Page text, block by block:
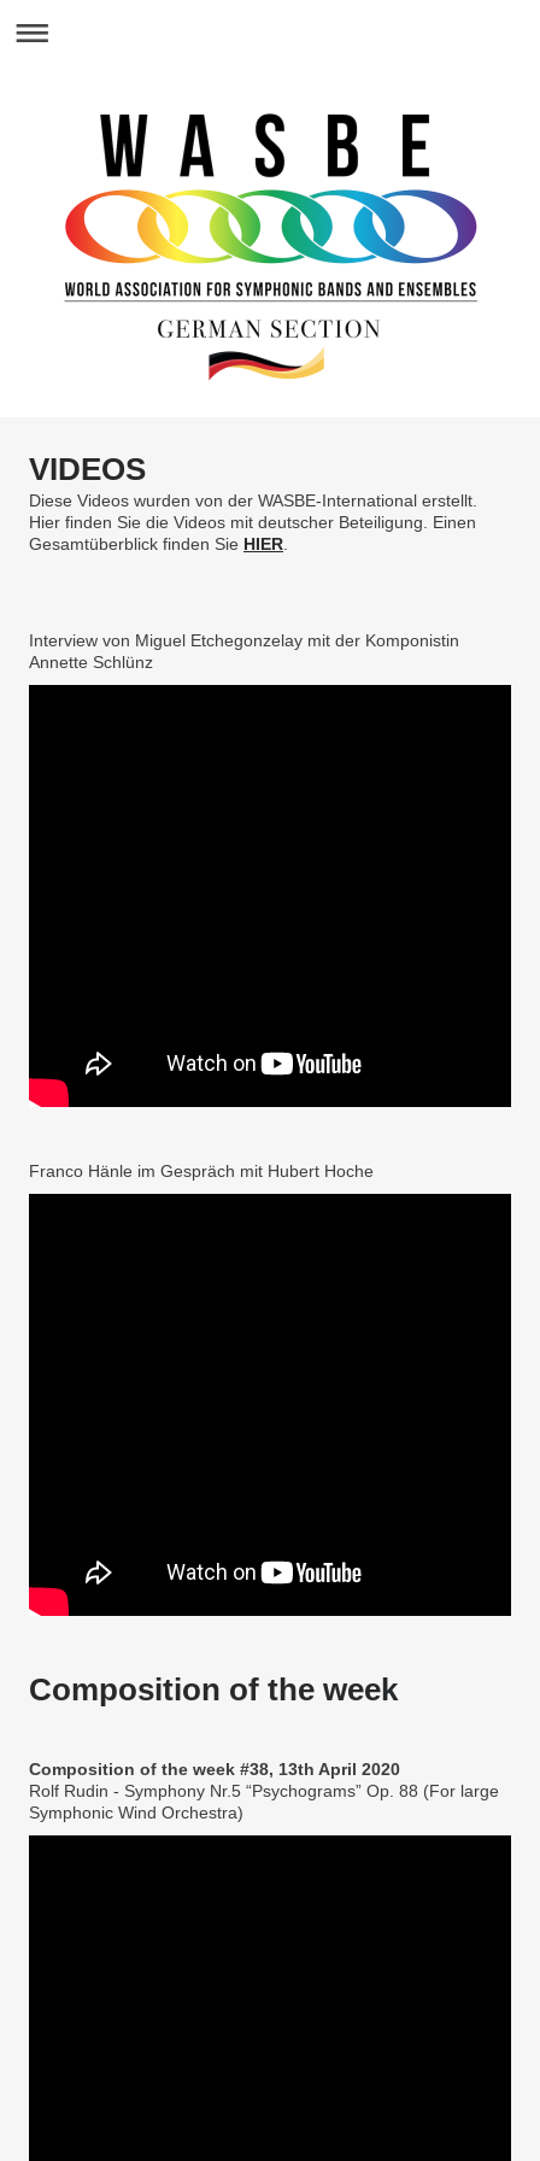
VIDEOS
Diese Videos wurden von der WASBE-International erstellt.
Hier finden Sie die Videos mit deutscher Beteiligung. Einen
Gesamtüberblick finden Sie HIER
Interview von Miguel Etchegonzelay mit der Komponistin
Annette Schlünz
Franco Hänle im Gespräch mit Hubert Hoche
Composition of the week
Composition of the week #38, 13th April 2020
Rolf Rudin - Symphony Nr.5 “Psychograms” Op. 88 (For large
Symphonic Wind Orchestra)